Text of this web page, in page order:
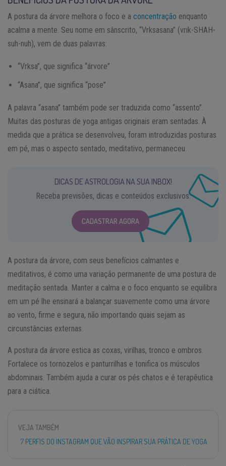
A postura da árvore melhora o foco e a concentração enquanto
acalma a mente. Seu nome em sânscrito, “Vrksasana” (vrik-SHAH-
suh-nuh), vem de duas palavras:
“Vrksa”, que significa “árvore”
“Asana”, que significa “pose”
A palavra “asana” também pode ser traduzida como “assento”.
Muitas das posturas de yoga antigas originais eram sentadas. À
medida que a prática se desenvolveu, foram introduzidas posturas
em pé, mas o aspecto sentado, meditativo, permaneceu.
DICAS DE ASTROLOGIA NA SUA INBOX!
Receba previsões, dicas e conteúdos exclusivos.
CADASTRAR AGORA
A postura da árvore, com seus benefícios calmantes e
meditativos, é como uma variação permanente de uma postura de
meditação sentada. Manter a calma e o foco enquanto se equilibra
em um pé lhe ensinará a balançar suavemente como uma árvore
ao vento, firme e segura, não importando quais sejam as
circunstâncias externas.
A postura da árvore estica as coxas, virilhas, tronco e ombros.
Fortalece os tornozelos e panturrilhas e tonifica os músculos
abdominais. Também ajuda a curar os pés chatos e é terapêutica
para a ciática.
VEJA TAMBÉM
7 PERFIS DO INSTAGRAM QUE VÃO INSPIRAR SUA PRÁTICA DE YOGA